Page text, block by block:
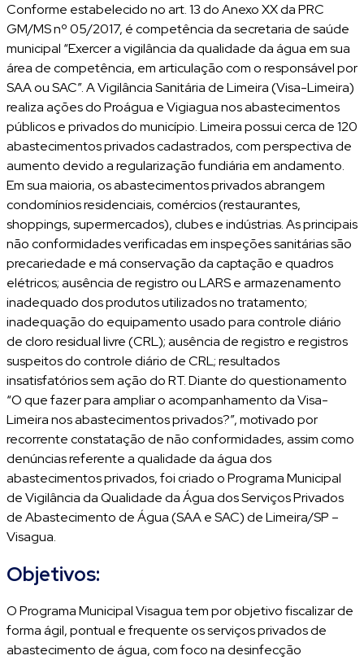
Conforme estabelecido no art. 13 do Anexo XX da PRC
GM/MS nº 05/2017, é competência da secretaria de saúde
municipal “Exercer a vigilância da qualidade da água em sua
área de competência, em articulação com o responsável por
SAA ou SAC”. A Vigilância Sanitária de Limeira (Visa-Limeira)
realiza ações do Proágua e Vigiagua nos abastecimentos
públicos e privados do município. Limeira possui cerca de 120
abastecimentos privados cadastrados, com perspectiva de
aumento devido a regularização fundiária em andamento.
Em sua maioria, os abastecimentos privados abrangem
condomínios residenciais, comércios (restaurantes,
shoppings, supermercados), clubes e indústrias. As principais
não conformidades verificadas em inspeções sanitárias são
precariedade e má conservação da captação e quadros
elétricos; ausência de registro ou LARS e armazenamento
inadequado dos produtos utilizados no tratamento;
inadequação do equipamento usado para controle diário
de cloro residual livre (CRL); ausência de registro e registros
suspeitos do controle diário de CRL; resultados
insatisfatórios sem ação do RT. Diante do questionamento
“O que fazer para ampliar o acompanhamento da Visa-
Limeira nos abastecimentos privados?”, motivado por
recorrente constatação de não conformidades, assim como
denúncias referente a qualidade da água dos
abastecimentos privados, foi criado o Programa Municipal
de Vigilância da Qualidade da Água dos Serviços Privados
de Abastecimento de Água (SAA e SAC) de Limeira/SP –
Visagua.
Objetivos:
O Programa Municipal Visagua tem por objetivo fiscalizar de
forma ágil, pontual e frequente os serviços privados de
abastecimento de água, com foco na desinfecção